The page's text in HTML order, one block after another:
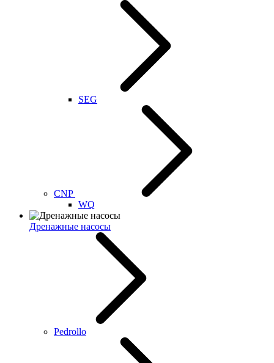
SEG
CNP
WQ
Дренажные насосы
Pedrollo